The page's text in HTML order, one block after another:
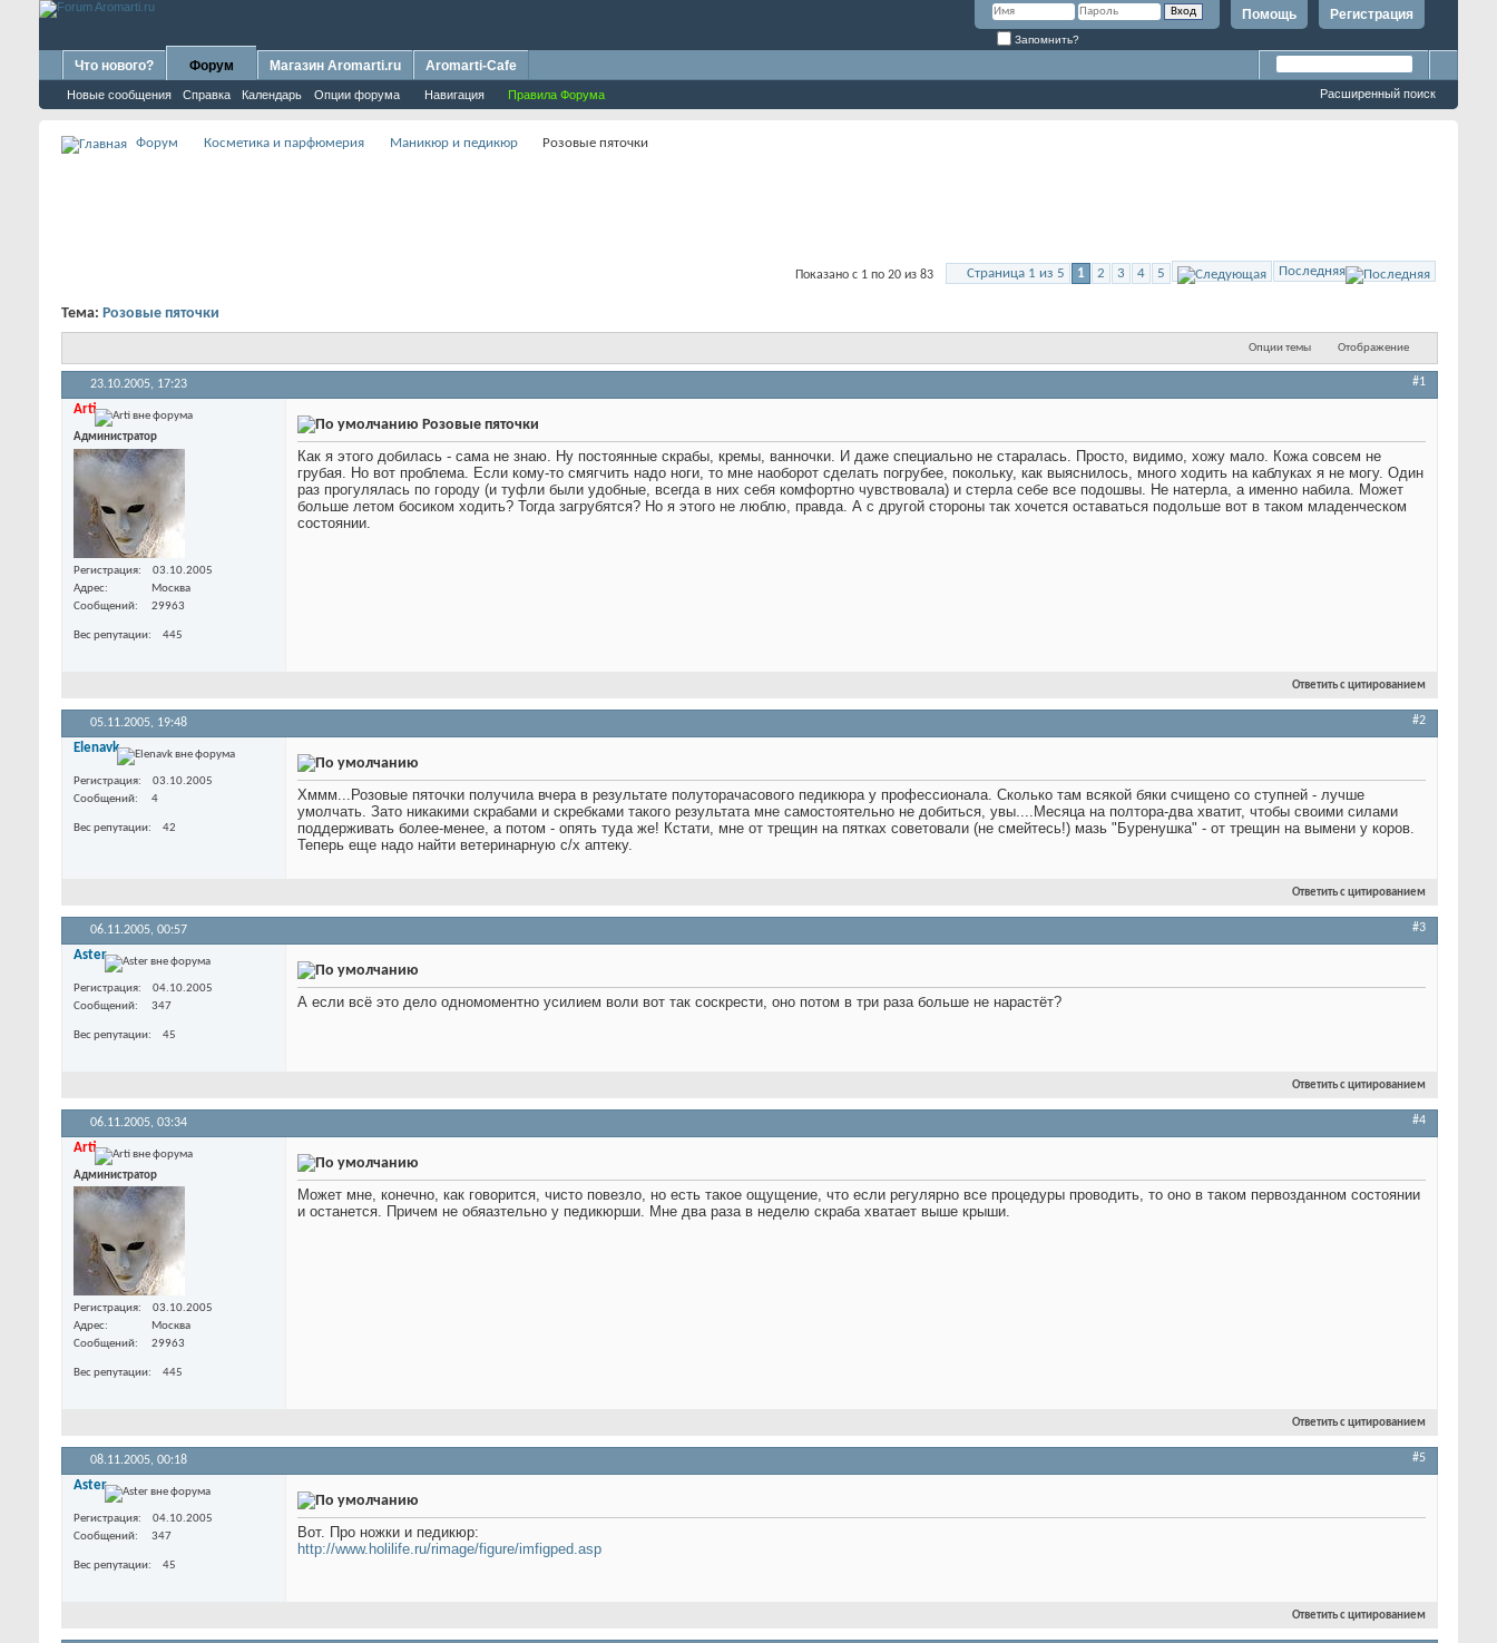
Регистрация
Помощь
Запомнить?
Что нового? Форум
Новые сообщения Справка Календарь Опции форума Навигация Правила Форума
Магазин Aromarti.ru Aromarti-Cafe
Расширенный поиск
Форум Косметика и парфюмерия Маникюр и педикюр Розовые пяточки
Страница 1 из 5 1 2 3 4 5 Последняя
Показано с 1 по 20 из 83
Тема: Розовые пяточки
Опции темы Отображение
23.10.2005, 17:23 #1
Arti
Администратор
Регистрация
03.10.2005
Адрес
Москва
Сообщений
29963
Вес репутации 445
Розовые пяточки
Как я этого добилась - сама не знаю. Ну постоянные скрабы, кремы, ванночки. И даже специально не старалась. Просто, видимо, хожу мало. Кожа совсем не
грубая. Но вот проблема. Если кому-то смягчить надо ноги, то мне наоборот сделать погрубее, покольку, как выяснилось, много ходить на каблуках я не могу. Один
раз прогулялась по городу (и туфли были удобные, всегда в них себя комфортно чувствовала) и стерла себе все подошвы. Не натерла, а именно набила. Может
больше летом босиком ходить? Тогда загрубятся? Но я этого не люблю, правда. А с другой стороны так хочется оставаться подольше вот в таком младенческом
состоянии.
Ответить с цитированием
05.11.2005, 19:48 #2
Elenavk
Регистрация
03.10.2005
Сообщений
4
Вес репутации 42
Хммм...Розовые пяточки получила вчера в результате полуторачасового педикюра у профессионала. Сколько там всякой бяки счищено со ступней - лучше
умолчать. Зато никакими скрабами и скребками такого результата мне самостоятельно не добиться, увы....Месяца на полтора-два хватит, чтобы своими силами
поддерживать более-менее, а потом - опять туда же! Кстати, мне от трещин на пятках советовали (не смейтесь!) мазь "Буренушка" - от трещин на вымени у коров.
Теперь еще надо найти ветеринарную с/х аптеку.
Ответить с цитированием
06.11.2005, 00:57 #3
Aster
Регистрация
04.10.2005
Сообщений
347
Вес репутации 45
А если всё это дело одномоментно усилием воли вот так соскрести, оно потом в три раза больше не нарастёт?
Ответить с цитированием
06.11.2005, 03:34 #4
Arti
Администратор
Регистрация
03.10.2005
Адрес
Москва
Сообщений
29963
Вес репутации 445
Может мне, конечно, как говорится, чисто повезло, но есть такое ощущение, что если регулярно все процедуры проводить, то оно в таком первозданном состоянии
и останется. Причем не обяазтельно у педикюрши. Мне два раза в неделю скраба хватает выше крыши.
Ответить с цитированием
08.11.2005, 00:18 #5
Aster
Регистрация
04.10.2005
Сообщений
347
Вес репутации 45
Вот. Про ножки и педикюр:
http://www.holilife.ru/rimage/figure/imfigped.asp
Ответить с цитированием